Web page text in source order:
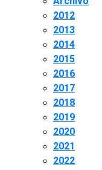
2012
2013
2014
2015
2016
2017
2018
2019
2020
2021
2022